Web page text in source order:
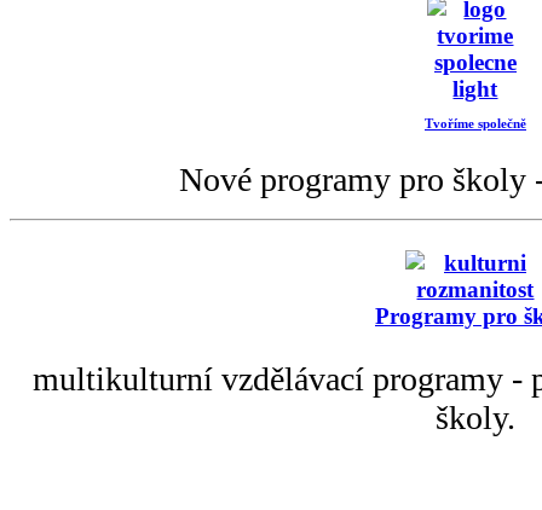
Tvoříme společně
Nové programy pro
Programy pro
multikulturní vzdělávací programy -
školy.